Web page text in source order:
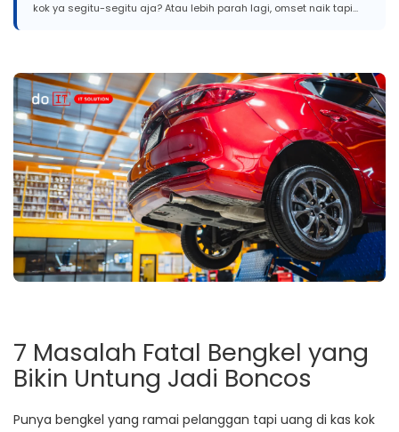
kok ya segitu-segitu aja? Atau lebih parah lagi, omset naik tapi...
7 Masalah Fatal Bengkel yang
Bikin Untung Jadi Boncos
Punya bengkel yang ramai pelanggan tapi uang di kas kok